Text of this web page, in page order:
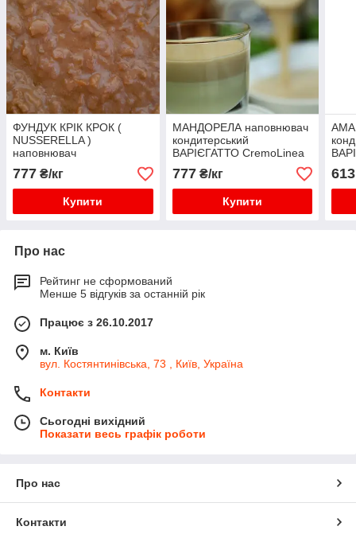
ФУНДУК КРІК КРОК (
NUSSERELLA )
наповнювач
кондитерський
ВАРІЄГАТТО CremoLinea
777 ₴/кг
Купити
МАНДОРЕЛА наповнювач
кондитерський
ВАРІЄГАТТО CremoLinea
777₴/кг
Купити
613
Про нас
Рейтинг не сформований
Менше 5 відгуків за останній рік
Працює з 26.10.2017
м. Київ
вул. Костянтинівська, 73 , Київ, Україна
Контакти
Сьогодні вихідний
Показати весь графік роботи
Про нас
Контакти